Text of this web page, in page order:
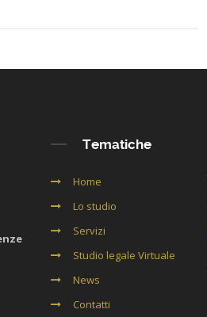
Tematiche
Home
Lo studio
Servizi
Studio legale Virtuale
News
Contatti